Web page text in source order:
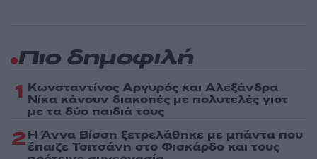
Πιο δημοφιλή
1 Κωνσταντίνος Αργυρός και Αλεξάνδρα
Νίκα κάνουν διακοπές με πολυτελές γιοτ
με τα δύο παιδιά τους
2Η Άννα Βίσση ξετρελάθηκε με μπάντα που
έπαιζε Τσιτσάνη στο Φισκάρδο και τους